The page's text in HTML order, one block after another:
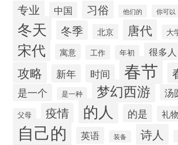
专业 中国 习俗 他们的 你可以
冬天 冬季 北京 唐代 大
宋代 寓意 工作 年初 很多人
攻略 新年 时间 春节
是一个 是一种 梦幻西游 汤
父母 疫情 的人 的是 礼物
自己的 英语 装备 诗人